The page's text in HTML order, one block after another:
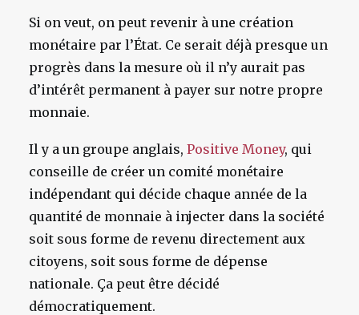
Si on veut, on peut revenir à une création
monétaire par l’État. Ce serait déjà presque un
progrès dans la mesure où il n’y aurait pas
d’intérêt permanent à payer sur notre propre
monnaie.
Il y a un groupe anglais, Positive Money, qui
conseille de créer un comité monétaire
indépendant qui décide chaque année de la
quantité de monnaie à injecter dans la société
soit sous forme de revenu directement aux
citoyens, soit sous forme de dépense
nationale. Ça peut être décidé
démocratiquement.